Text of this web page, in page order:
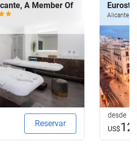
A Member Of
Reservar
Alicante,
desde
US$